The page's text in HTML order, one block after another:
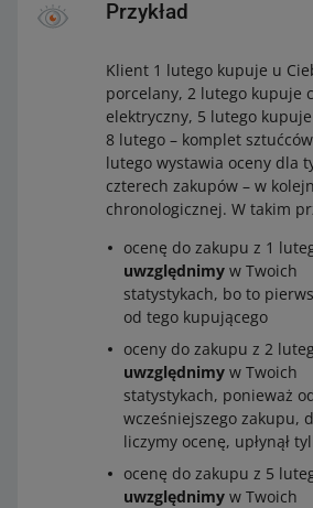
Przykład
Klient 1 lutego kupuje u
porcelany, 2 lutego kupuje
elektryczny, 5 lutego
8 lutego – komplet
lutego wystawia oceny dla
czterech zakupów – w
chronologicznej. W takim
ocenę do zakupu z 1
uwzględnimy w Twoich
statystykach, bo to
od tego kupującego
oceny do zakupu z 2
uwzględnimy w Twoich
statystykach, ponieważ
wcześniejszego zakupu,
liczymy ocenę, upłynął
ocenę do zakupu z 5
uwzględnimy w Twoich